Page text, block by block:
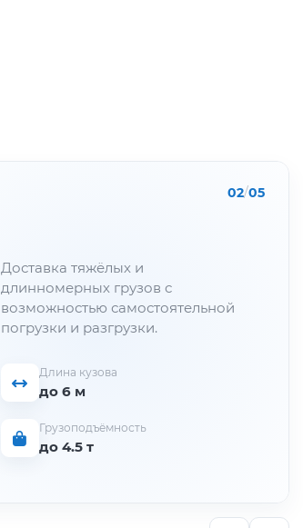
02/05
Доставка тяжёлых и
длинномерных грузов с
возможностью самостоятельной
погрузки и разгрузки.
Длина кузова
до 6 м
Грузоподъёмность
до 4.5 т